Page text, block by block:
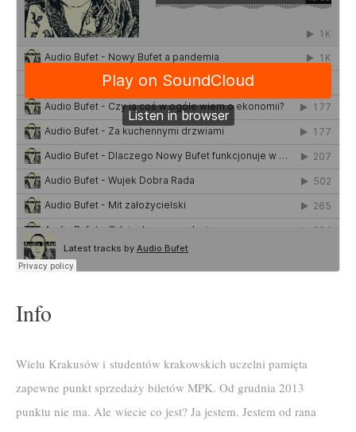
Info
Wielu Krakusów i studentów krakowskich uczelni pamięta
zapewne punkt sprzedaży biletów MPK. Od grudnia 2013
punktu nie ma. Ale wiecie co jest? Ja jestem. Jestem od rana